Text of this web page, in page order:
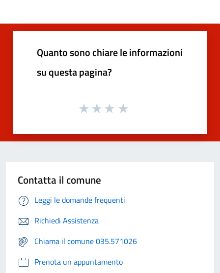
Quanto sono chiare le informazioni
su questa pagina?
Contatta il comune
Leggi le domande frequenti
Richiedi Assistenza
Chiama il comune 035.571026
Prenota un appuntamento